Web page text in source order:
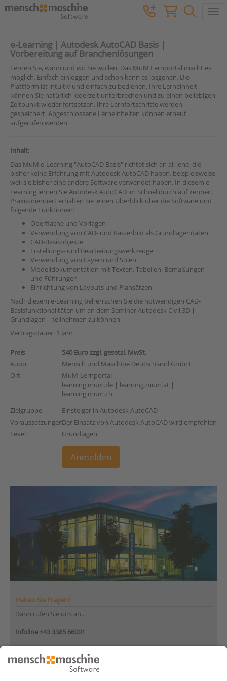
e-Learning | Autodesk AutoCAD Basis |
Vorbereitung auf Branchenlösungen
Lernen Sie, wann und wo Sie wollen. Das MuM Lernportal macht es
möglich. Einfach einloggen und schon kann es losgehen. Die
Plattform ist intuitiv und einfach zu bedienen. Ihre Lerneinheit
können Sie natürlich jederzeit unterbrechen und zu einen beliebigen
Zeitpunkt wieder fortsetzen, Ihre Lernfortschritte werden
gespeichert. Abgeschlossene Lerneinheiten können erneut
aufgerufen werden.
Inhalt:
Das MuM e-Learning "AutoCAD Basis" richtet sich an all jene, die
bisher keine Erfahrung mit Autodesk AutoCAD haben, beispielsweise
weil sie bisher eine andere Software verwendet haben. In diesem e-
Learning lernen Sie Autodesk AutoCAD im Schnelldurchlauf kennen.
Praxisorientiert erhalten Sie einen Überblick über die Software und
folgende Funktionen:
Oberfläche und Vorlagen
Verwendung von CAD- und Rasterbild als Grundlagendaten
CAD-Basisobjekte
Erstellungs- und Bearbeitungswerkzeuge
Verwendung von Layern und Stilen
Modelldokumentation mit Texten, Tabellen, Bemaßungen
und Führungen
Einrichtung von Layouts und Plansätzen
Nach diesem e-Learning beherrschen Sie die notwendigen CAD-
Basisfunktionalitäten um an dem SeminarAutodesk Civil 3D |
Grundlagen | teilnehmen zu können.
Vertragsdauer: 1 Jahr
Preis
540 Euro zzgl. gesetzl. MwSt.
Autor
Mensch und Maschine Deutschland GmbH
Ort
MuM-Lernportal
learning.mum.de | learning.mum.at |
learning.mum.ch
Zielgruppe
Einsteiger in Autodesk AutoCAD
VoraussetzungenDer Einsatz von Autodesk AutoCAD wird empfohlen
Level
Grundlagen
Anmelden
Haben Sie Fragen?
Dann rufen Sie uns an...
Infoline +43 3385 66001
von 08:30 bis 12:00 Uhr
und 12:30 bis 17:00 Uhr